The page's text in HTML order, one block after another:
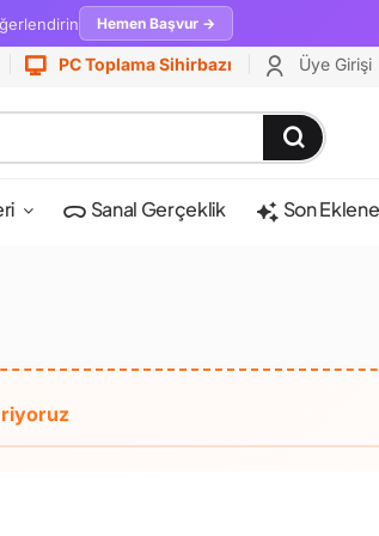
Hemen Başvur →
PC Toplama Sihirbazı Üye Girişi
Sanal Gerçeklik Son